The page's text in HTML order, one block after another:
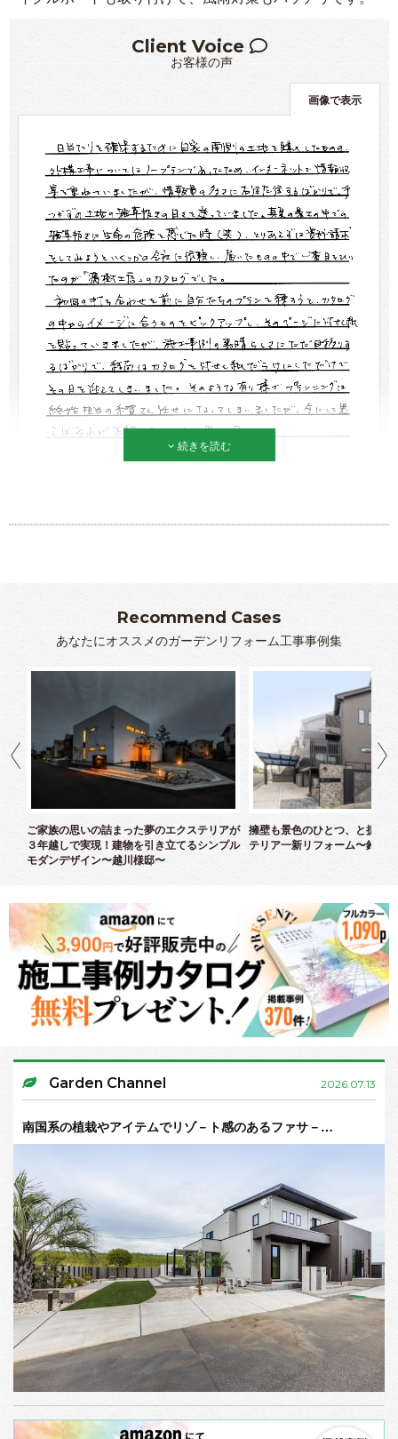
Client Voice
お客様の声
画像で表示
続きを読む
Recommend Cases
あなたにオススメのガーデンリフォーム工事事例集
ご家族の思いの詰まった夢のエクステリアが
３年越しで実現！建物を引き立てるシンプル
モダンデザイン〜越川様邸〜
擁壁も景色のひとつ、と捉え
テリア一新リフォーム〜鈴木
Garden Channel 2026.07.13
南国系の植栽やアイテムでリゾ－ト感のあるファサ－…